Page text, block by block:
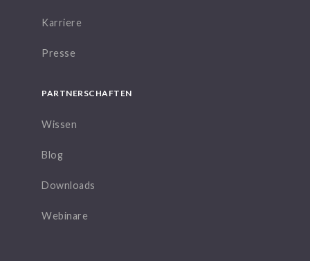
Karriere
Presse
PARTNERSCHAFTEN
Wissen
Blog
Downloads
Webinare